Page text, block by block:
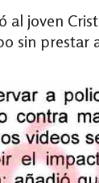
al joven
sin prestar